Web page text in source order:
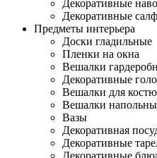
Декоративные
Декоративные
Предметы интерьера
Доски гладильные
Пленки на окна
Вешалки
Декоративные
Вешалки для
Вешалки
Вазы
Декоративная
Декоративные
Декоративные